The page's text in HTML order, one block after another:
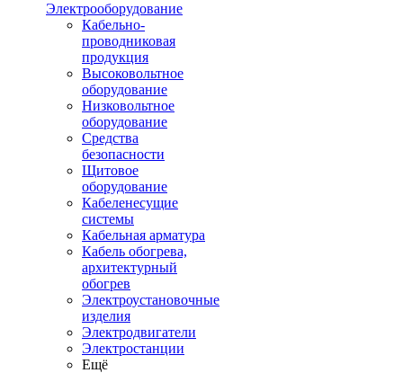
Электрооборудование
Кабельно-
проводниковая
продукция
Высоковольтное
оборудование
Низковольтное
оборудование
Средства
безопасности
Щитовое
оборудование
Кабеленесущие
системы
Кабельная арматура
Кабель обогрева,
архитектурный
обогрев
Электроустановочные
изделия
Электродвигатели
Электростанции
Ещё